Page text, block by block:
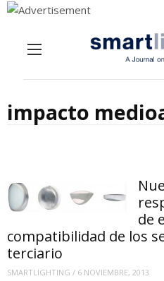
impacto
de
compatibilidad de los
terciario
SMARTLIGHTING / 6 NOVIEMBRE, 2013